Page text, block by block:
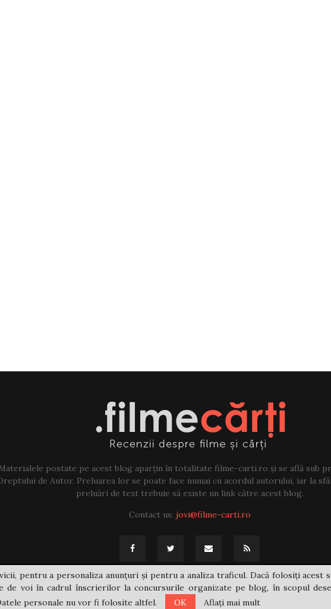
postate pe acest blog aparțin în totalitate filme-carti.ro și se află sub
de Autor. Preluarea lor se poate face numai cu acordul autorului, iar la
preluări de text trebuie să existe un link către acest blog.
Contact us: jovi@filme-carti.ro
@2021 - filme-carti.ro
pentru a personaliza anunțuri și pentru a analiza traficul. Dacă folosiți
de voi în cadrul înscrierilor la concursurile organizate pe blog, în scopul
personale nu vor fi folosite altfel.
OK Aflați mai mult